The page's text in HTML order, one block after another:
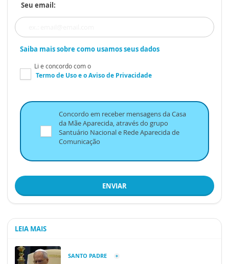
Seu email:
Saiba mais sobre como usamos seus dados
Li e concordo com o
Termo de Usoe oAviso de Privacidade
Concordo em receber mensagens da Casa
da Mãe Aparecida, através do grupo
Santuário Nacional e Rede Aparecida de
Comunicação
ENVIAR
LEIA MAIS
SANTO PADRE